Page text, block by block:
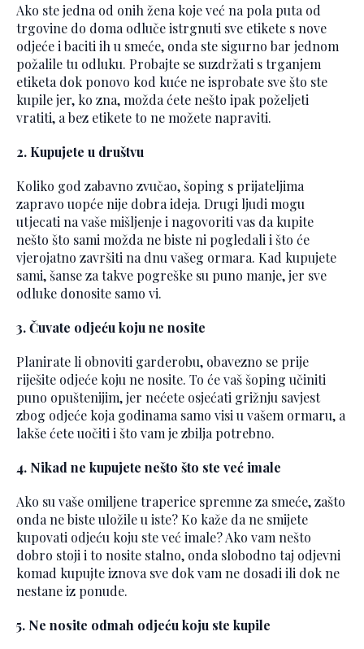
Ako ste jedna od onih žena koje već na pola puta od
trgovine do doma odluče istrgnuti sve etikete s nove
odjeće i baciti ih u smeće, onda ste sigurno bar jednom
požalile tu odluku. Probajte se suzdržati s trganjem
etiketa dok ponovo kod kuće ne isprobate sve što ste
kupile jer, ko zna, možda ćete nešto ipak poželjeti
vratiti, a bez etikete to ne možete napraviti.
2. Kupujete u društvu
Koliko god zabavno zvučao, šoping s prijateljima
zapravo uopće nije dobra ideja. Drugi ljudi mogu
utjecati na vaše mišljenje i nagovoriti vas da kupite
nešto što sami možda ne biste ni pogledali i što će
vjerojatno završiti na dnu vašeg ormara. Kad kupujete
sami, šanse za takve pogreške su puno manje, jer sve
odluke donosite samo vi.
3. Čuvate odjeću koju ne nosite
Planirate li obnoviti garderobu, obavezno se prije
riješite odjeće koju ne nosite. To će vaš šoping učiniti
puno opuštenijim, jer nećete osjećati grižnju savjest
zbog odjeće koja godinama samo visi u vašem ormaru, a
lakše ćete uočiti i što vam je zbilja potrebno.
4. Nikad ne kupujete nešto što ste već imale
Ako su vaše omiljene traperice spremne za smeće, zašto
onda ne biste uložile u iste? Ko kaže da ne smijete
kupovati odjeću koju ste već imale? Ako vam nešto
dobro stoji i to nosite stalno, onda slobodno taj odjevni
komad kupujte iznova sve dok vam ne dosadi ili dok ne
nestane iz ponude.
5. Ne nosite odmah odjeću koju ste kupile